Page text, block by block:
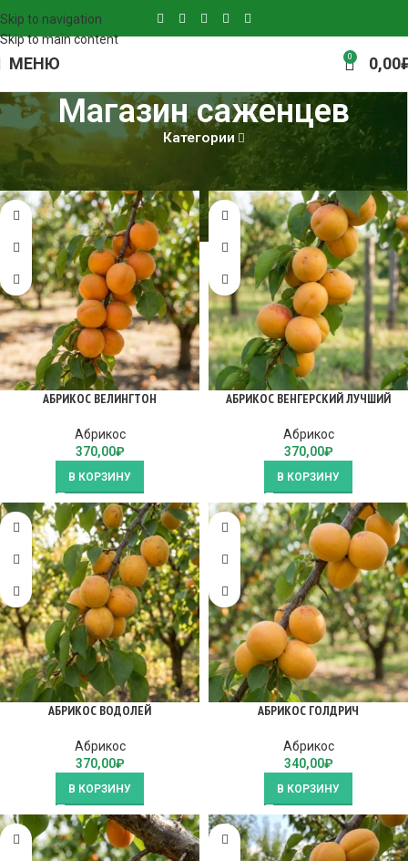
Skip to navigation
Skip to main content
МЕНЮ 0 0,00
Магазин саженцев
Категории
Главная Магазин саженцев Страница 2
АБРИКОС ВЕЛИНГТОН
Абрикос
370,00₽
В КОРЗИНУ
АБРИКОС ВЕНГЕРСКИЙ ЛУЧШИЙ
Абрикос
370,00₽
В КОРЗИНУ
АБРИКОС ВОДОЛЕЙ
Абрикос
370,00₽
В КОРЗИНУ
АБРИКОС ГОЛДРИЧ
Абрикос
340,00₽
В КОРЗИНУ